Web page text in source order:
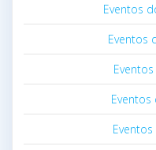
Eventos
Eventos